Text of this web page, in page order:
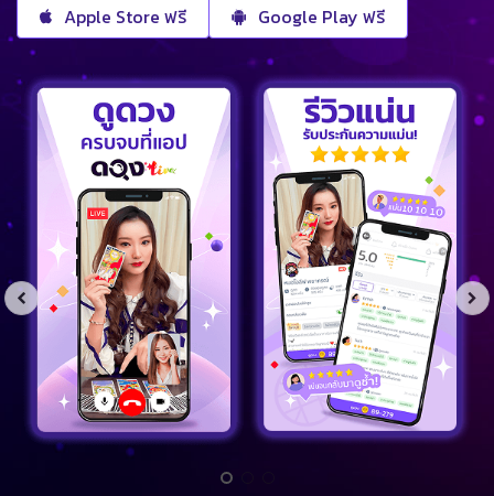
Apple Store ฟรี Google Play ฟรี